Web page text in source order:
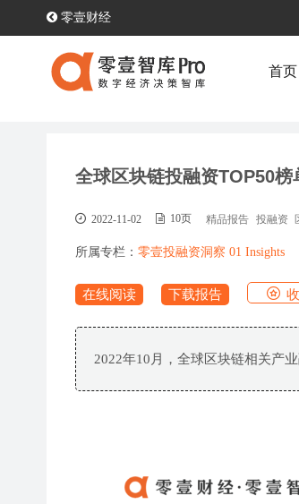
零壹财经
首页
全球区块链投融资TOP50榜
2022-11-02 10页 精品报告 投融资
所属专栏： 零壹投融资洞察 01 Insights
在线阅读 下载报告
2022年10月，全球区块链相关产